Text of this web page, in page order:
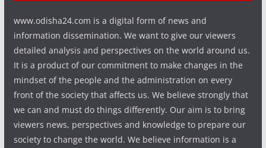
www.odisha24.com is a digital form of news and
information dissemination. We want to give our viewers
detailed analysis and perspectives on the world around us.
It is a product of our commitment to make changes in the
mindset of the people and the administration on every
front of the society that affects us. We believe strongly that
we can and must do things differently. Our aim is to bring
viewers news, perspectives and knowledge to prepare our
society to change the world. We believe information is a